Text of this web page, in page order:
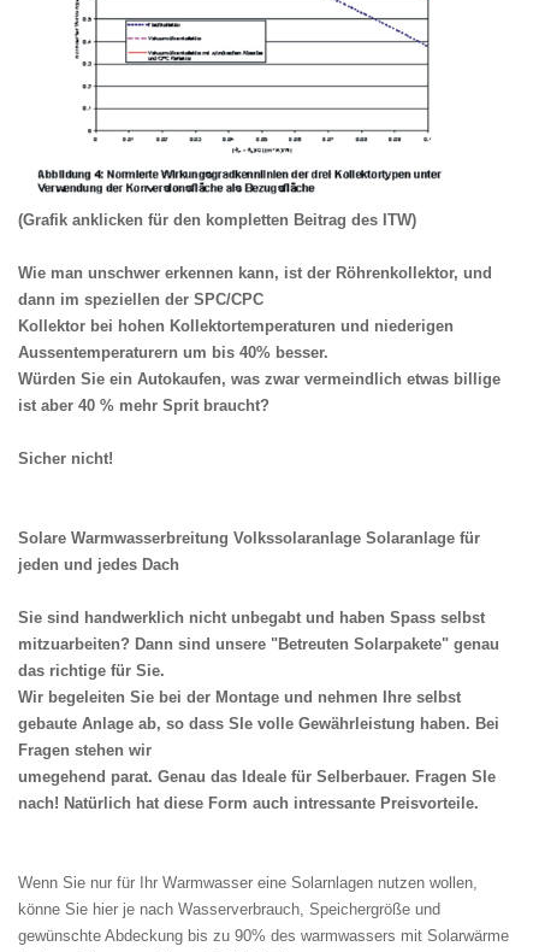
(Grafik anklicken für den kompletten Beitrag des ITW)
Wie man unschwer erkennen kann, ist der Röhrenkollektor, und
dann im speziellen der SPC/CPC
Kollektor bei hohen Kollektortemperaturen und niederigen
Aussentemperaturern um bis 40% besser.
Würden Sie ein Autokaufen, was zwar vermeindlich etwas billige
ist aber 40 % mehr Sprit braucht?
Sicher nicht!
Solare Warmwasserbreitung Volkssolaranlage Solaranlage für
jeden und jedes Dach
Sie sind handwerklich nicht unbegabt und haben Spass selbst
mitzuarbeiten? Dann sind unsere "Betreuten Solarpakete" genau
das richtige für Sie.
Wir begeleiten Sie bei der Montage und nehmen Ihre selbst
gebaute Anlage ab, so dass SIe volle Gewährleistung haben. Bei
Fragen stehen wir
umegehend parat. Genau das Ideale für Selberbauer. Fragen SIe
nach! Natürlich hat diese Form auch intressante Preisvorteile.
Wenn Sie nur für Ihr Warmwasser eine Solarnlagen nutzen wollen,
könne Sie hier je nach Wasserverbrauch, Speichergröße und
gewünschte Abdeckung bis zu 90% des warmwassers mit Solarwärme